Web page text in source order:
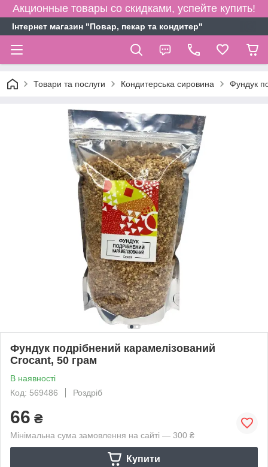
Акционные товары со скидками, успейте купить!
Інтернет магазин "Повар, пекар та кондитер"
Товари та послуги Кондитерська сировина Фундук
Фундук подрібнений карамелізований
Crocant, 50 грам
В наявності
Код: 569486
Роздріб
66 ₴
Мінімальна сума замовлення на сайті — 300 ₴
Купити